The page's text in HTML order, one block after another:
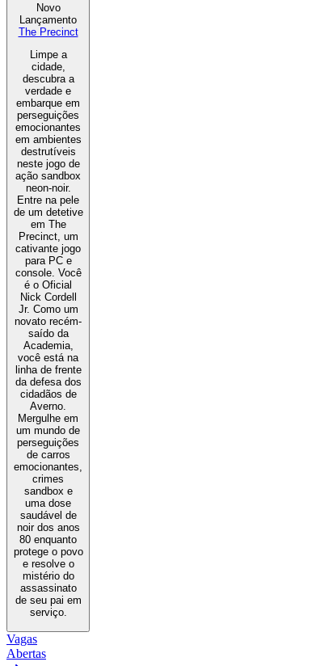
Novo
Lançamento
The Precinct
Limpe a
cidade,
descubra a
verdade e
embarque em
perseguições
emocionantes
em ambientes
destrutíveis
neste jogo de
ação sandbox
neon-noir.
Entre na pele
de um detetive
em The
Precinct, um
cativante jogo
para PC e
console. Você
é o Oficial
Nick Cordell
Jr. Como um
novato recém-
saído da
Academia,
você está na
linha de frente
da defesa dos
cidadãos de
Averno.
Mergulhe em
um mundo de
perseguições
de carros
emocionantes,
crimes
sandbox e
uma dose
saudável de
noir dos anos
80 enquanto
protege o povo
e resolve o
mistério do
assassinato
de seu pai em
serviço.
Vagas
Abertas